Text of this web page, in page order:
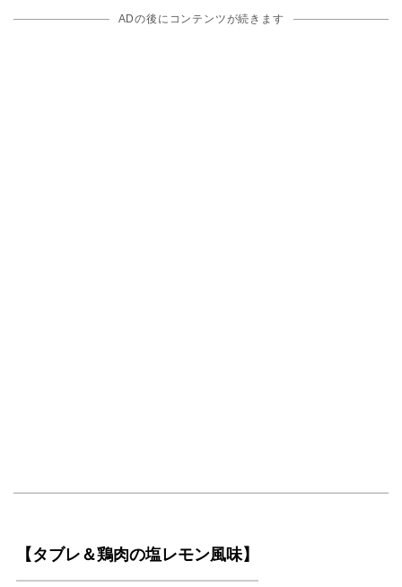
ADの後にコンテンツが続きます
【タブレ＆鶏肉の塩レモン風味】